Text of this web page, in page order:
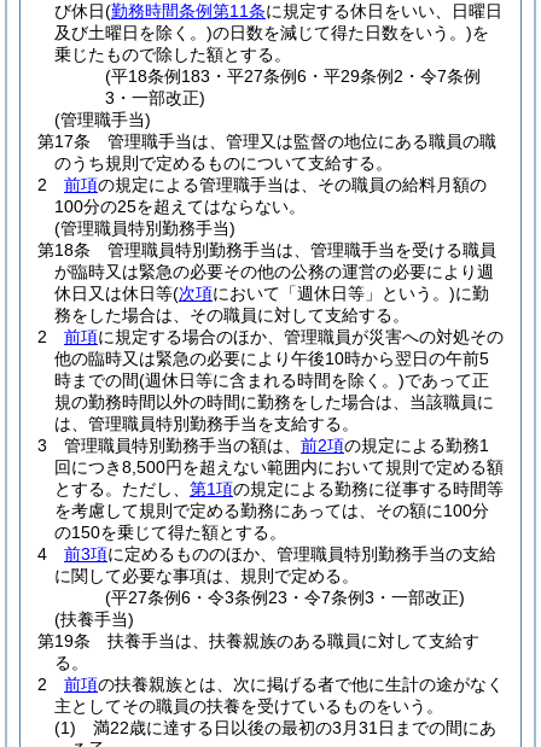
び休日(勤務時間条例第11条に規定する休日をいい、日曜日
及び土曜日を除く。)の日数を減じて得た日数をいう。)を
乗じたもので除した額とする。
(平18条例183・平27条例6・平29条例2・令7条例
3・一部改正)
(管理職手当)
第17条
管理職手当は、管理又は監督の地位にある職員の職
のうち規則で定めるものについて支給する。
2
前項の規定による管理職手当は、その職員の給料月額の
100分の25を超えてはならない。
(管理職員特別勤務手当)
第18条
管理職員特別勤務手当は、管理職手当を受ける職員
が臨時又は緊急の必要その他の公務の運営の必要により週
休日又は休日等(次項において「週休日等」という。)に勤
務をした場合は、その職員に対して支給する。
2
前項に規定する場合のほか、管理職員が災害への対処その
他の臨時又は緊急の必要により午後10時から翌日の午前5
時までの間(週休日等に含まれる時間を除く。)であって正
規の勤務時間以外の時間に勤務をした場合は、当該職員に
は、管理職員特別勤務手当を支給する。
3
管理職員特別勤務手当の額は、 前2項の規定による勤務1
回につき8,500円を超えない範囲内において規則で定める額
とする。 ただし、 第1項の規定による勤務に従事する時間等
を考慮して規則で定める勤務にあっては、その額に100分
の150を乗じて得た額とする。
4
前3項に定めるもののほか、管理職員特別勤務手当の支給
に関して必要な事項は、規則で定める。
(平27条例6・令3条例23・令7条例3・一部改正)
(扶養手当)
第19条
扶養手当は、扶養親族のある職員に対して支給す
る。
2
前項の扶養親族とは、次に掲げる者で他に生計の途がなく
主としてその職員の扶養を受けているものをいう。
(1)
満22歳に達する日以後の最初の3月31日までの間にあ